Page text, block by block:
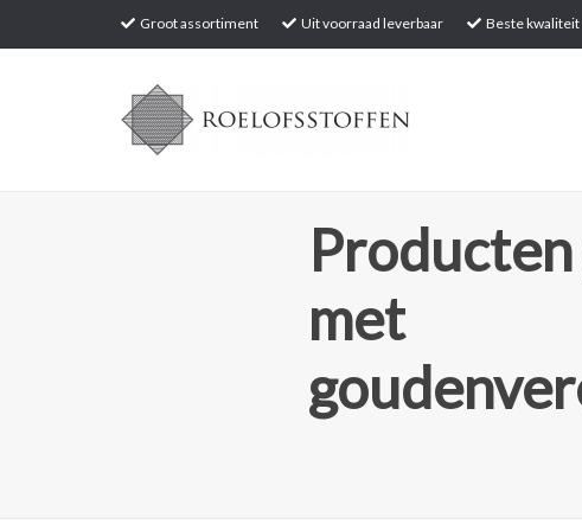
Groot assortiment Uit voorraad leverbaar Beste kwaliteit
met